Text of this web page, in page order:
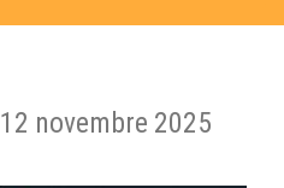
12 novembre 2025